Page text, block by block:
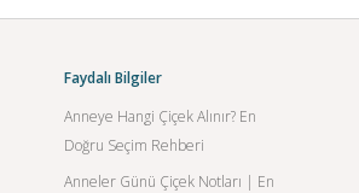
Faydalı Bilgiler
Anneye Hangi Çiçek Alınır? En
Doğru Seçim Rehberi
Anneler Günü Çiçek Notları | En